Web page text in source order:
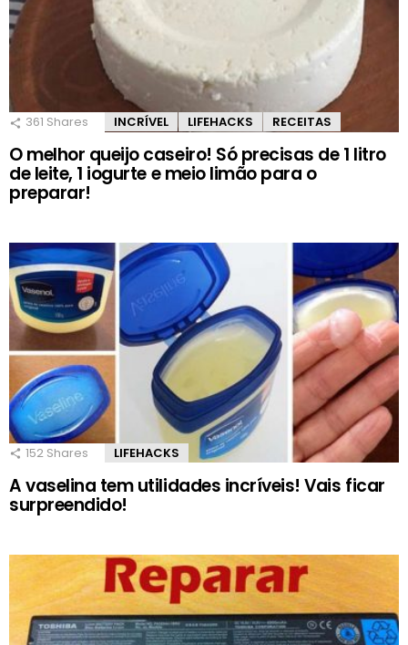
361 Shares INCRÍVEL LIFEHACKS RECEITAS
O melhor queijo caseiro! Só precisas de 1 litro
de leite, 1 iogurte e meio limão para o
preparar!
152 Shares LIFEHACKS
A vaselina tem utilidades incríveis! Vais ficar
surpreendido!